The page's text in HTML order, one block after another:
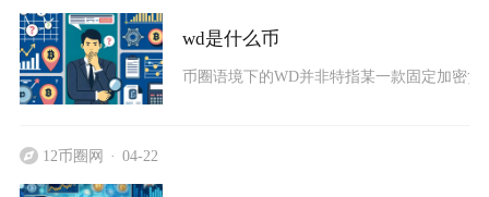
wd是什么币
币圈语境下的WD并非特指某一款固定加密
12币圈网 04-22